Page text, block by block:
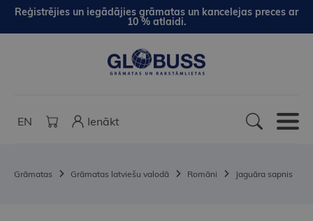
Reģistrējies un iegādājies grāmatas un kancelejas preces ar
10 % atlaidi.
EN Ienākt
Grāmatas Grāmatas latviešu valodā Romāni Jaguāra sapnis